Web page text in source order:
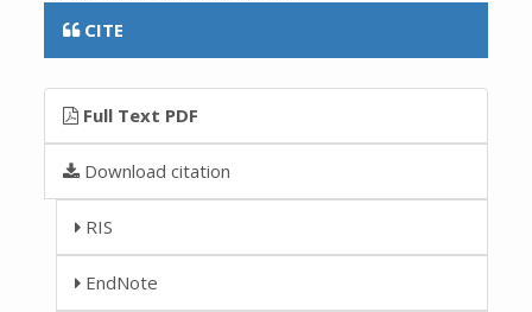
CITE
Full Text PDF
Download citation
RIS
EndNote